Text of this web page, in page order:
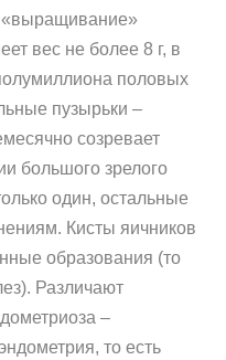
«выращивание»
вес не более 8 г, в
половых
пузырьки –
созревает
большого зрелого
один, остальные
Кисты яичников
образования (то
Различают
–
то есть